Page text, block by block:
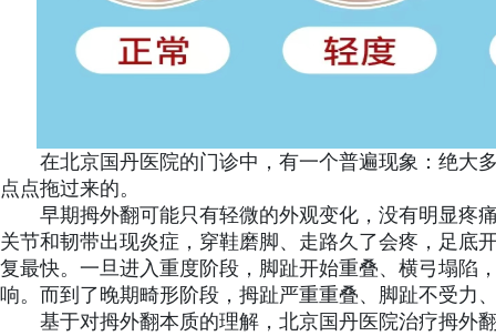
在北京国丹医院的门诊中，有一个普遍现象：绝大
点点拖过来的。
早期拇外翻可能只有轻微的外观变化，没有明显疼
关节和韧带出现炎症，穿鞋磨脚、走路久了会疼，足底
复最快。一旦进入重度阶段，脚趾开始重叠、横弓塌陷
响。而到了晚期畸形阶段，拇趾严重重叠、脚趾不受力
基于对拇外翻本质的理解，北京国丹医院治疗拇外